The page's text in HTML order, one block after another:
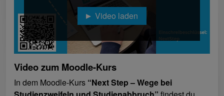
Video laden
Video zum Moodle-Kurs
In dem Moodle-Kurs “Next Step – Wege bei